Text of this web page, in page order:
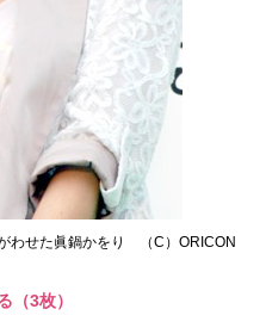
わせた眞鍋かをり （C）ORICON
（3枚）